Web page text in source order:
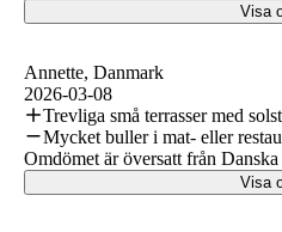
Visa
Annette, Danmark
2026-03-08
Trevliga små terrasser med
Mycket buller i mat- eller
Omdömet är översatt från
Visa